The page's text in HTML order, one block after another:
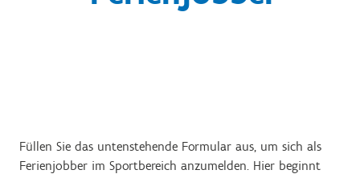
Füllen Sie das untenstehende Formular aus, um sich als
Ferienjobber im Sportbereich anzumelden. Hier beginnt